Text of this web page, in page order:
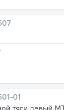
01
тяги левый